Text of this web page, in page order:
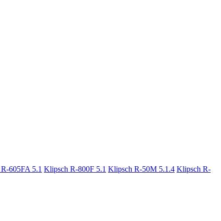
605FA 5.1 Klipsch R-800F 5.1 Klipsch R-50M 5.1.4 Klipsch R-